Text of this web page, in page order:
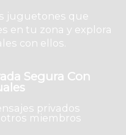
juguetones que
en tu zona y explora
con ellos.
Segura Con
privados
miembros